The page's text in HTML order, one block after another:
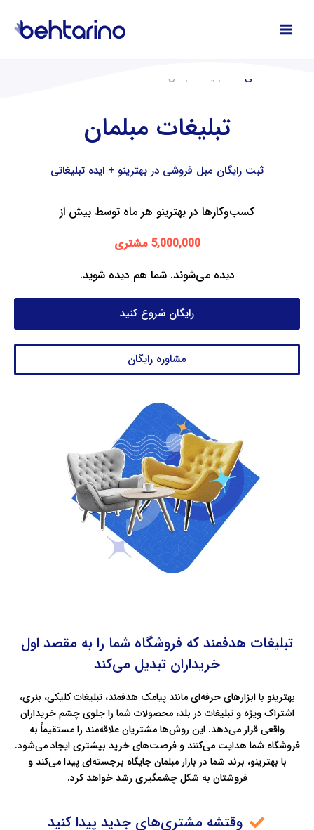
محتوا
صفحه اصلی تبلیغات مبلمان
تبلیغات مبلمان
ثبت رایگان مبل فروشی در بهترینو + ایده تبلیغاتی
کسب‌وکارها در بهترینو هر ماه توسط بیش از
5,000,000 مشتری
دیده می‌شوند. شما هم دیده شوید.
رایگان شروع کنید
مشاوره رایگان
تبلیغات هدفمند که فروشگاه شما را به مقصد اول
خریداران تبدیل می‌کند
بهترینو با ابزارهای حرفه‌ای مانند پیامک هدفمند، تبلیغات کلیکی، بنری،
اشتراک ویژه و تبلیغات در بلد، محصولات شما را جلوی چشم خریداران
واقعی قرار می‌دهد. این روش‌ها مشتریان علاقه‌مند را مستقیماً به
فروشگاه شما هدایت می‌کنند و فرصت‌های خرید بیشتری ایجاد می‌شود.
با بهترینو، برند شما در بازار مبلمان جایگاه برجسته‌ای پیدا می‌کند و
فروشتان به شکل چشمگیری رشد خواهد کرد.
وقتشه مشتری‌های جدید پیدا کنید